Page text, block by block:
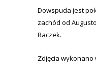
Dowspuda jest
zachód od
Raczek.
Zdjęcia wykonano